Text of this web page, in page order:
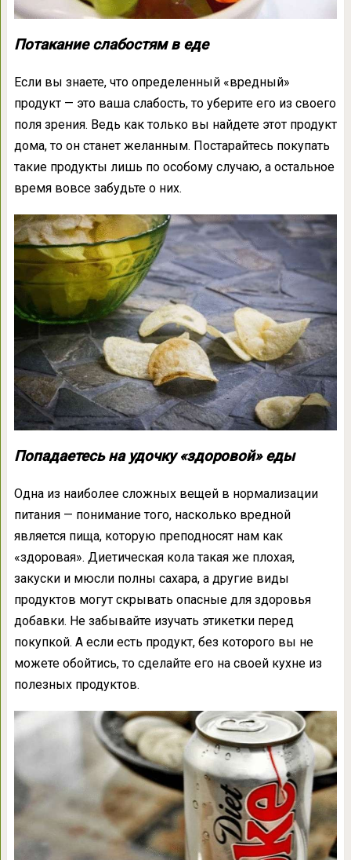
Потакание слабостям в еде
Если вы знаете, что определенный «вредный»
продукт — это ваша слабость, то уберите его из своего
поля зрения. Ведь как только вы найдете этот продукт
дома, то он станет желанным. Постарайтесь покупать
такие продукты лишь по особому случаю, а остальное
время вовсе забудьте о них.
Попадаетесь на удочку «здоровой» еды
Одна из наиболее сложных вещей в нормализации
питания — понимание того, насколько вредной
является пища, которую преподносят нам как
«здоровая». Диетическая кола такая же плохая,
закуски и мюсли полны сахара, а другие виды
продуктов могут скрывать опасные для здоровья
добавки. Не забывайте изучать этикетки перед
покупкой. А если есть продукт, без которого вы не
можете обойтись, то сделайте его на своей кухне из
полезных продуктов.